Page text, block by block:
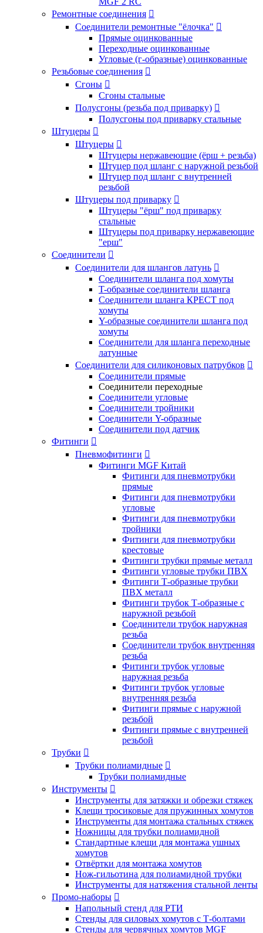
Ремонтные соединения 
Соединители ремонтные "ёлочка" 
Прямые оцинкованные
Переходные оцинкованные
Угловые (г-образные) оцинкованные
Резьбовые соединения 
Сгоны 
Сгоны стальные
Полусгоны (резьба под приварку) 
Полусгоны под приварку стальные
Штуцеры 
Штуцеры 
Штуцеры нержавеющие (ёрш + резьба)
Штуцер под шланг с наружной резьбой
Штуцер под шланг с внутренней
резьбой
Штуцеры под приварку 
Штуцеры "ёрш" под приварку
стальные
Штуцеры под приварку нержавеющие
"ерш"
Соединители 
Соединители для шлангов латунь 
Соединители шланга под хомуты
T-образные соединители шланга
Соединители шланга КРЕСТ под
хомуты
Y-образные соединители шланга под
хомуты
Соединители для шланга переходные
латунные
Соединители для силиконовых патрубков 
Соединители прямые
Соединители переходные
Соединители угловые
Соединители тройники
Соединители Y-образные
Соединители под датчик
Фитинги 
Пневмофитинги 
Фитинги MGF Китай
Фитинги для пневмотрубки
прямые
Фитинги для пневмотрубки
угловые
Фитинги для пневмотрубки
тройники
Фитинги для пневмотрубки
крестовые
Фитинги трубки прямые металл
Фитинги угловые трубки ПВХ
Фитинги Т-образные трубки
ПВХ металл
Фитинги трубок Т-образные с
наружной резьбой
Соединители трубок наружная
резьба
Соединители трубок внутренняя
резьба
Фитинги трубок угловые
наружная резьба
Фитинги трубок угловые
внутренняя резьба
Фитинги прямые с наружной
резьбой
Фитинги прямые с внутренней
резьбой
Трубки 
Трубки полиамидные 
Трубки полиамидные
Инструменты 
Инструменты для затяжки и обрезки стяжек
Клещи тросиковые для пружинных хомутов
Инструменты для монтажа стальных стяжек
Ножницы для трубки полиамидной
Стандартные клещи для монтажа ушных
хомутов
Отвёртки для монтажа хомутов
Нож-гильотина для полиамидной трубки
Инструменты для натяжения стальной ленты
Промо-наборы 
Напольный стенд для РТИ
Стенды для силовых хомутов с Т-болтами
Стенды для червячных хомутов MGF